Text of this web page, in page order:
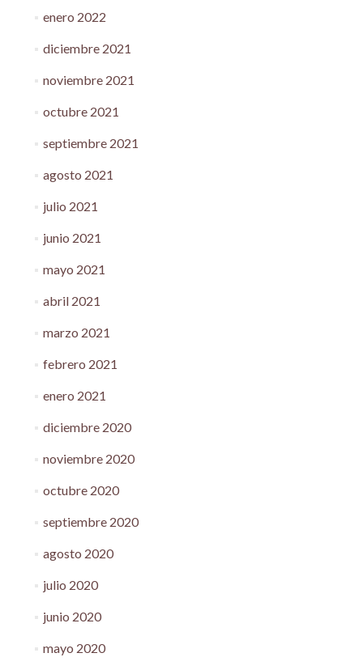
enero 2022
diciembre 2021
noviembre 2021
octubre 2021
septiembre 2021
agosto 2021
julio 2021
junio 2021
mayo 2021
abril 2021
marzo 2021
febrero 2021
enero 2021
diciembre 2020
noviembre 2020
octubre 2020
septiembre 2020
agosto 2020
julio 2020
junio 2020
mayo 2020